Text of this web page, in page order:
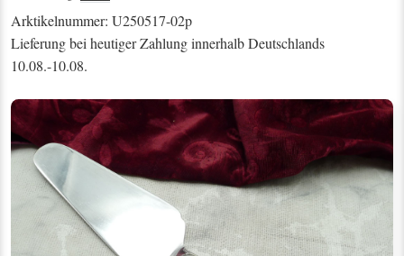
Arktikelnummer: U250517-02p
Lieferung bei heutiger Zahlung innerhalb Deutschlands
10.08.-10.08.